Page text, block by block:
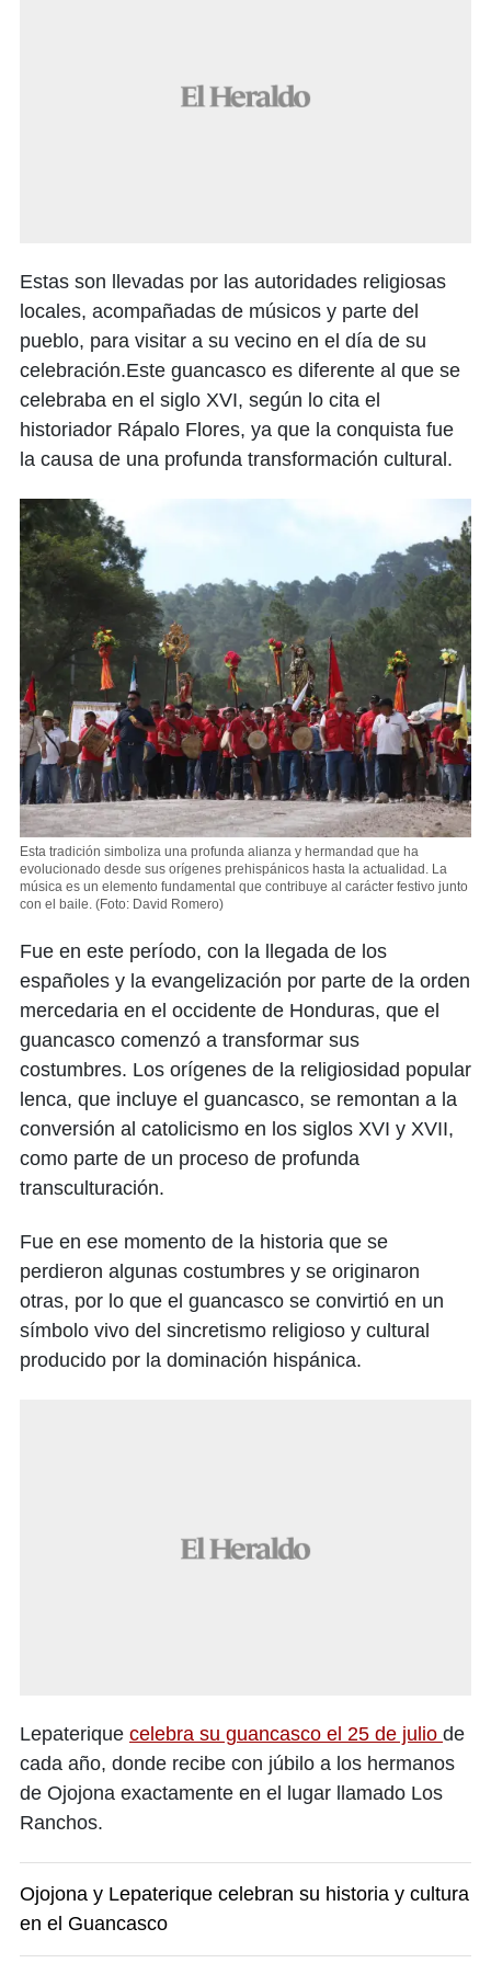
Estas son llevadas por las autoridades religiosas
locales, acompañadas de músicos y parte del
pueblo, para visitar a su vecino en el día de su
celebración.Este guancasco es diferente al que se
celebraba en el siglo XVI, según lo cita el
historiador Rápalo Flores, ya que la conquista fue
la causa de una profunda transformación cultural.
Esta tradición simboliza una profunda alianza y hermandad que ha
evolucionado desde sus orígenes prehispánicos hasta la actualidad. La
música es un elemento fundamental que contribuye al carácter festivo junto
con el baile. (Foto: David Romero)
Fue en este período, con la llegada de los
españoles y la evangelización por parte de la orden
mercedaria en el occidente de Honduras, que el
guancasco comenzó a transformar sus
costumbres. Los orígenes de la religiosidad popular
lenca, que incluye el guancasco, se remontan a la
conversión al catolicismo en los siglos XVI y XVII,
como parte de un proceso de profunda
transculturación.
Fue en ese momento de la historia que se
perdieron algunas costumbres y se originaron
otras, por lo que el guancasco se convirtió en un
símbolo vivo del sincretismo religioso y cultural
producido por la dominación hispánica.
Lepaterique celebra su guancasco el 25 de julio de
cada año, donde recibe con júbilo a los hermanos
de Ojojona exactamente en el lugar llamado Los
Ranchos.
Ojojona y Lepaterique celebran su historia y cultura
en el Guancasco